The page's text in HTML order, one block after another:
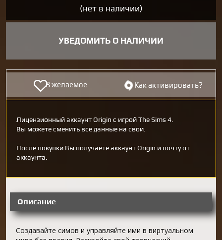
(нет в наличии)
УВЕДОМИТЬ О НАЛИЧИИ
В желаемое Как активировать?
Лицензионный аккаунт Origin с игрой The Sims 4.
Вы можете сменить все данные на свои.
После покупки Вы получаете аккаунт Origin и почту от
аккаунта.
Описание
Создавайте симов и управляйте ими в виртуальном